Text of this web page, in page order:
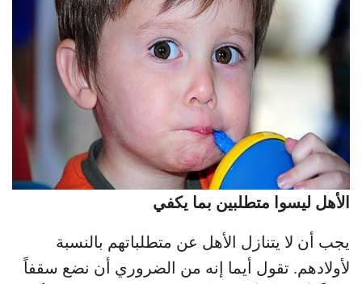
الأهل ليسوا متطلبين بما يكفي
يجب أن لا يتنازل الأهل عن متطلباتهم بالنسبة
لأولادهم. تقول أيما إنه من الضروري أن نضع سقفاً